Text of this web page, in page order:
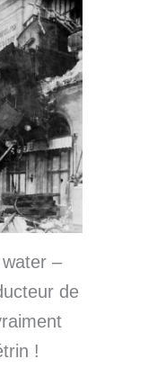
water –
de
!